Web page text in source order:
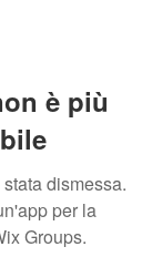
è più
dismessa.
per la
Groups.